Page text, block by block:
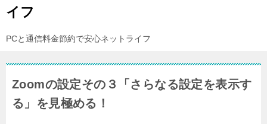
イフ
PCと通信料金節約で安心ネットライフ
Zoomの設定その３「さらなる設定を表示す
る」を見極める！